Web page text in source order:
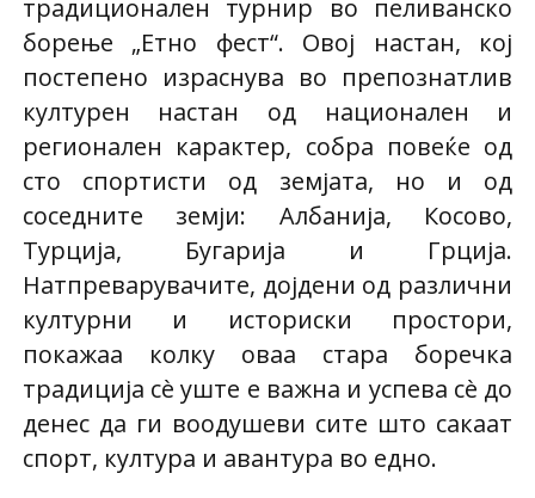
традиционален турнир во пеливанско
борење „Етно фест“. Овој настан, кој
постепено израснува во препознатлив
културен настан од национален и
регионален карактер, собра повеќе од
сто спортисти од земјата, но и од
соседните земји: Албанија, Косово,
Турција, Бугарија и Грција.
Натпреварувачите, дојдени од различни
културни и историски простори,
покажаа колку оваа стара боречка
традиција сè уште е важна и успева сè до
денес да ги воодушеви сите што сакаат
спорт, култура и авантура во едно.